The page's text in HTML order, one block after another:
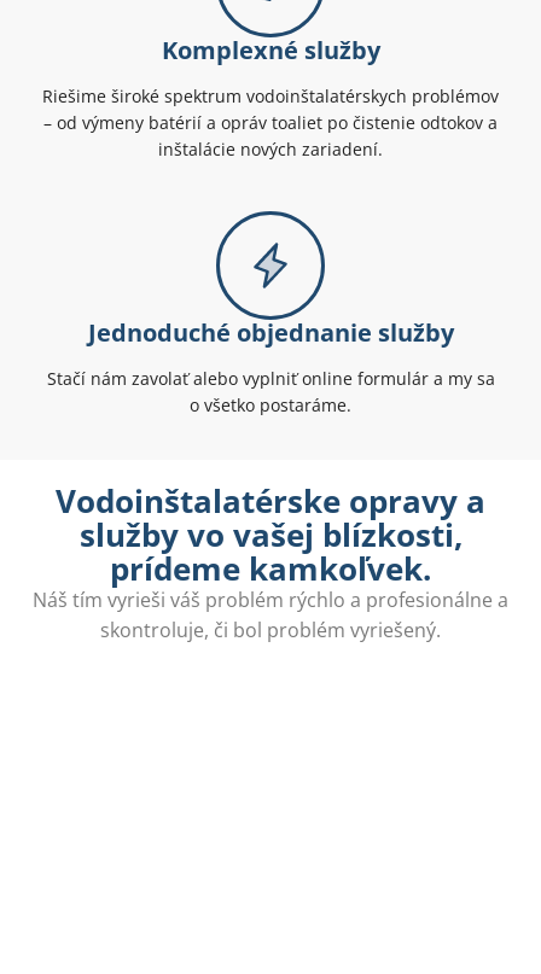
Komplexné služby
Riešime široké spektrum vodoinštalatérskych problémov
– od výmeny batérií a opráv toaliet po čistenie odtokov a
inštalácie nových zariadení.
Jednoduché objednanie služby
Stačí nám zavolať alebo vyplniť online formulár a my sa
o všetko postaráme.
Vodoinštalatérske opravy a
služby vo vašej blízkosti,
prídeme kamkoľvek.
Náš tím vyrieši váš problém rýchlo a profesionálne a
skontroluje, či bol problém vyriešený.